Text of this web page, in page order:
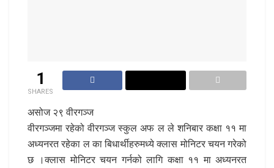
1
SHARES
असोज २९ वीरगञ्ज
वीरगञ्जमा रहेको वीरगञ्ज स्कुल अफ ल ले शनिबार कक्षा ११ मा
अध्यनरत रहेका ल का बिधार्थीहरुमध्ये क्लास मोनिटर चयन गरेको
छ ।क्लास मोनिटर चयन गर्नको लागि कक्षा ११ मा अध्यनरत